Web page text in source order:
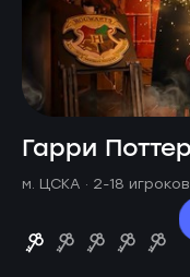
Гарри
м. ЦСКА · 2-18